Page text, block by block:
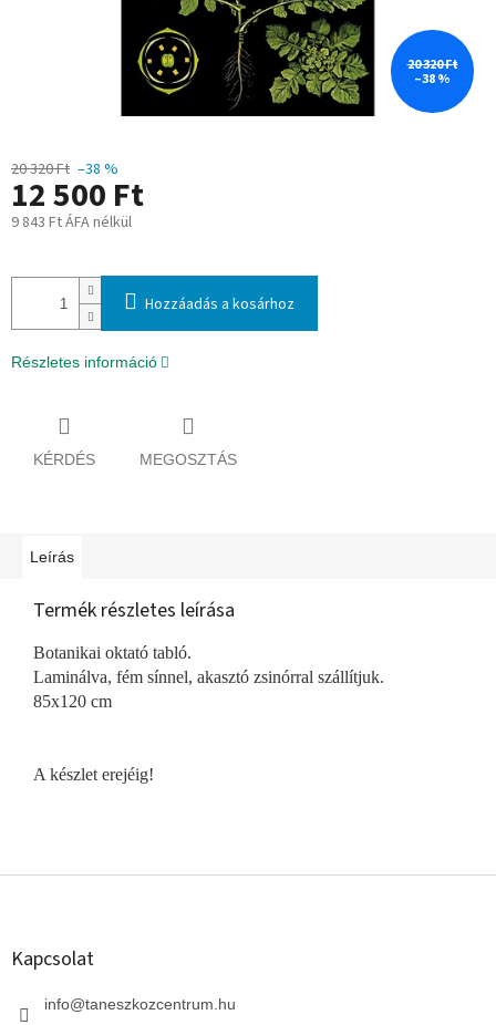
20 320 Ft
–38 %
20 320 Ft –38 %
12 500 Ft
9 843 Ft ÁFA nélkül
Hozzáadás a kosárhoz
Részletes információ
KÉRDÉS MEGOSZTÁS
Leírás
Termék részletes leírása
Botanikai oktató tabló.
Laminálva, fém sínnel, akasztó zsinórral szállítjuk.
85x120 cm
A készlet erejéig!
L
Kapcsolat
info@taneszkozcentrum.hu